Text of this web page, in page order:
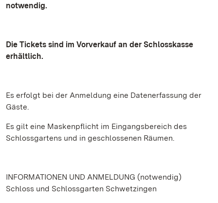
notwendig.
Die Tickets sind im Vorverkauf an der Schlosskasse
erhältlich.
Es erfolgt bei der Anmeldung eine Datenerfassung der
Gäste.
Es gilt eine Maskenpflicht im Eingangsbereich des
Schlossgartens und in geschlossenen Räumen.
INFORMATIONEN UND ANMELDUNG (notwendig)
Schloss und Schlossgarten Schwetzingen